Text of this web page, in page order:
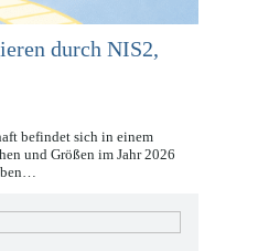
durch NIS2,
befindet sich in einem
und Größen im Jahr 2026